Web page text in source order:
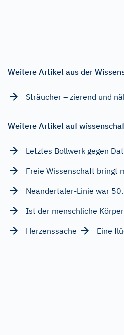
Weitere Artikel aus der
Sträucher – zierend und
Weitere Artikel auf
Letztes Bollwerk gegen
Freie Wissenschaft bringt
Neandertaler-Linie war
Ist der menschliche
Herzenssache
Eine